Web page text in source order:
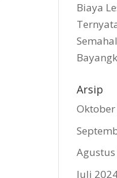
Biaya
Arsip
Juli